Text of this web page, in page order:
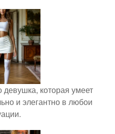
которая умеет
и элегантно в любои